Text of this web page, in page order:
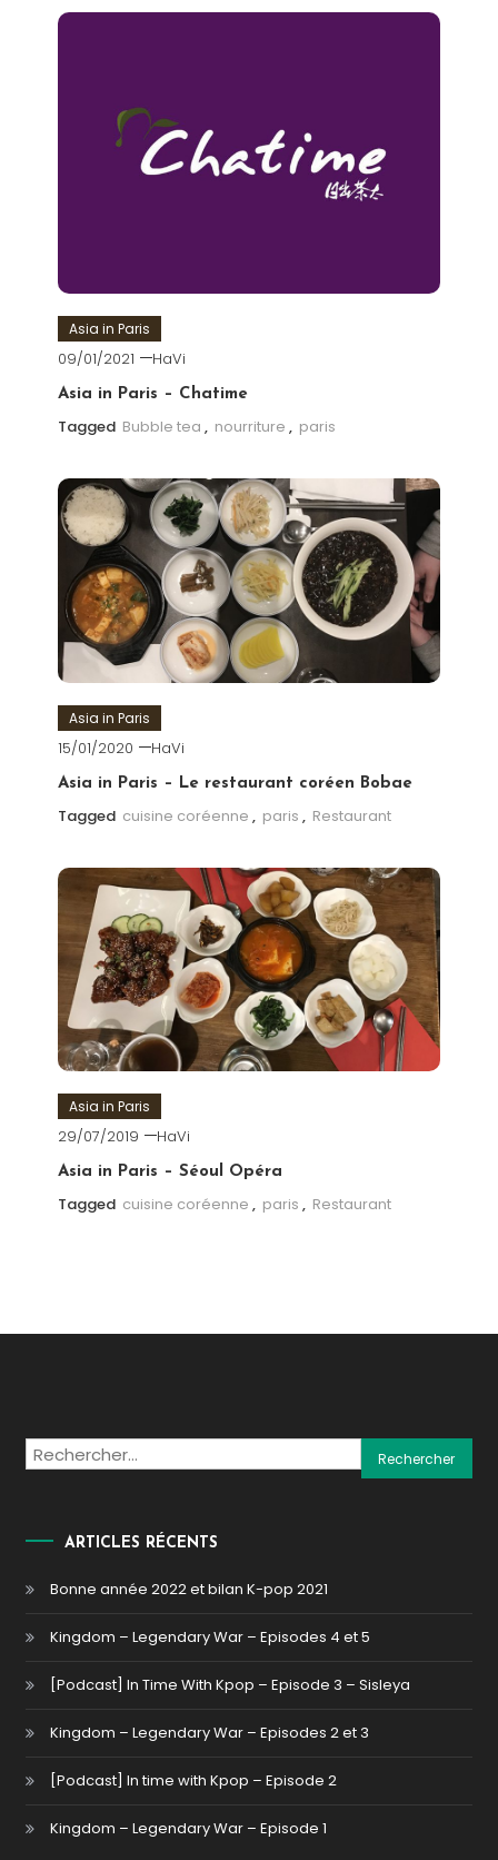
Asia in Paris
09/01/2021 HaVi
Asia in Paris – Chatime
Tagged Bubble tea , nourriture , paris
Asia in Paris
15/01/2020 HaVi
Asia in Paris – Le restaurant coréen Bobae
Tagged cuisine coréenne , paris , Restaurant
Asia in Paris
29/07/2019 HaVi
Asia in Paris – Séoul Opéra
Tagged cuisine coréenne , paris , Restaurant
Rechercher :
ARTICLES RÉCENTS
Bonne année 2022 et bilan K-pop 2021
Kingdom – Legendary War – Episodes 4 et 5
[Podcast] In Time With Kpop – Episode 3 – Sisleya
Kingdom – Legendary War – Episodes 2 et 3
[Podcast] In time with Kpop – Episode 2
Kingdom – Legendary War – Episode 1